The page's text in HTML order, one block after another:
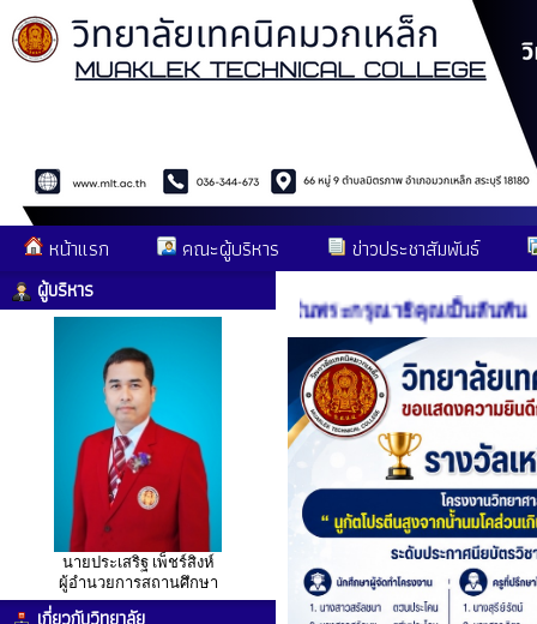
หน้าแรก คณะผู้บริหาร ข่าวประชาสัมพันธ์
ผู้บริหาร
นายประเสริฐ เพ็ชร์สิงห์
ผู้อำนวยการสถานศึกษา
ถิตในใจไทยนิรันดร์ น้อมสำนึกในพระกรุณาธิคุณเป็นล้นพ้น